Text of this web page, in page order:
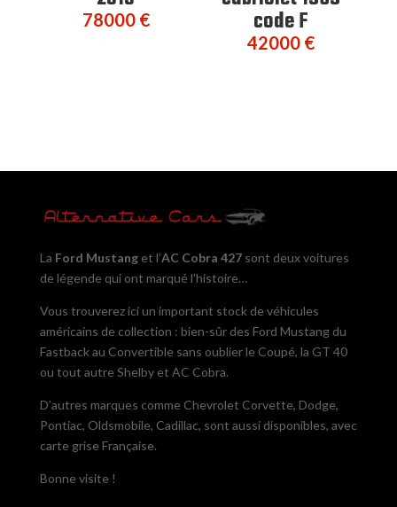
78000 € code F
42000 €
La Ford Mustanget l’AC Cobra 427sont deux voitures
de légende qui ont marqué l’histoire…
Vous trouverez ici un important stock de véhicules
américains de collection : bien-sûr des Ford Mustang du
Fastback au Convertible sans oublier le Coupé, la GT 40
ou tout autre Shelby et AC Cobra.
D’autres marques comme Chevrolet Corvette, Dodge,
Pontiac, Oldsmobile, Cadillac, sont aussi disponibles, avec
carte grise Française.
Bonne visite !